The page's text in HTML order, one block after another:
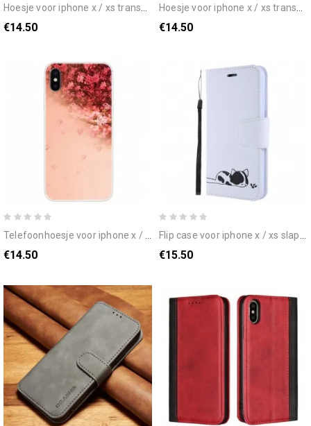
hoesje voor iphone x / xs transparant bananengeld
€14.50
hoesje voor iphone x / xs transparante realistische bladeren
€14.50
telefoonhoesje voor iphone x / xs transparante romantische boom
€14.50
flip case voor iphone x / xs slapende kat
€15.50